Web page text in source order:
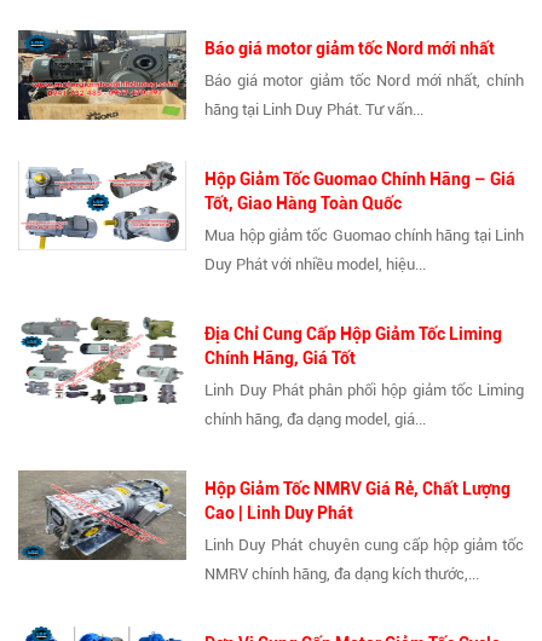
Báo giá motor giảm tốc Nord mới nhất
Báo giá motor giảm tốc Nord mới nhất, chính
hãng tại Linh Duy Phát. Tư vấn...
Hộp Giảm Tốc Guomao Chính Hãng – Giá
Tốt, Giao Hàng Toàn Quốc
Mua hộp giảm tốc Guomao chính hãng tại Linh
Duy Phát với nhiều model, hiệu...
Địa Chỉ Cung Cấp Hộp Giảm Tốc Liming
Chính Hãng, Giá Tốt
Linh Duy Phát phân phối hộp giảm tốc Liming
chính hãng, đa dạng model, giá...
Hộp Giảm Tốc NMRV Giá Rẻ, Chất Lượng
Cao | Linh Duy Phát
Linh Duy Phát chuyên cung cấp hộp giảm tốc
NMRV chính hãng, đa dạng kích thước,...